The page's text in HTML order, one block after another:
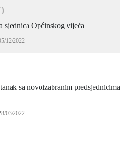
sjednica Općinskog vijeća
12/2022
sa novoizabranim predsjednicima
03/2022